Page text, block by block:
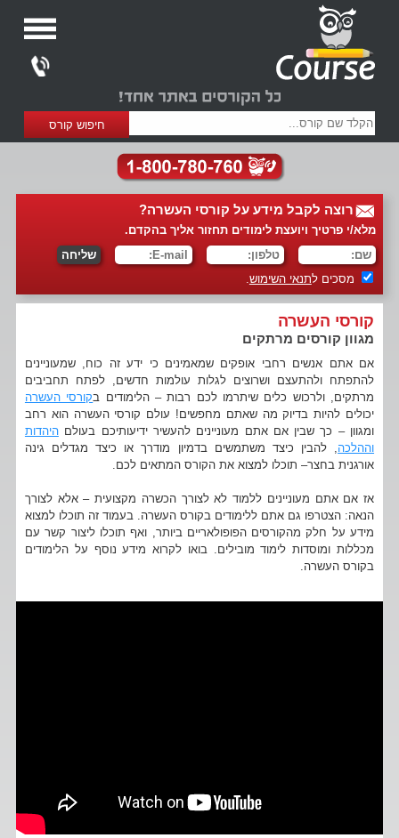
רוצה לקבל מידע על קורסי העשרה?
מלא/י פרטיך ויועצת לימודים תחזור אליך בהקדם.
מסכים לתנאי השימוש.
קורסי העשרה
מגוון קורסים מרתקים
אם אתם אנשים רחבי אופקים שמאמינים כי ידע זה כוח, שמעוניינים
להתפתח ולהתעצם ושרוצים לגלות עולמות חדשים, לפתח תחביבים
מרתקים, ולרכוש כלים שיתרמו לכם רבות – הלימודים בקורסי העשרה
יכולים להיות בדיוק מה שאתם מחפשים! עולם קורסי העשרה הוא רחב
ומגוון – כך שבין אם אתם מעוניינים להעשיר ידיעותיכם בעולםהיהדות
וההלכה, להבין כיצד משתמשים בדמיון מודרך או כיצד מגדלים גינה
אורגנית בחצר– תוכלו למצוא את הקורס המתאים לכם.
אז אם אתם מעוניינים ללמוד לא לצורך הכשרה מקצועית – אלא לצורך
הנאה: הצטרפו גם אתם ללימודים בקורס העשרה. בעמוד זה תוכלו למצוא
מידע על חלק מהקורסים הפופולאריים ביותר, ואף תוכלו ליצור קשר עם
מכללות ומוסדות לימוד מובילים. בואו לקרוא מידע נוסף על הלימודים
בקורס העשרה.